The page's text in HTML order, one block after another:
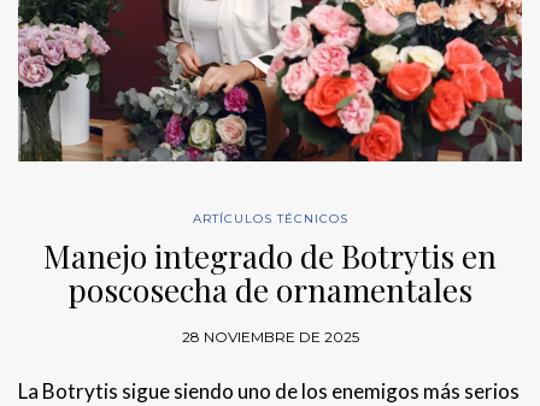
ARTÍCULOS TÉCNICOS
Manejo integrado de Botrytis en
poscosecha de ornamentales
28 NOVIEMBRE DE 2025
La Botrytis sigue siendo uno de los enemigos más serios